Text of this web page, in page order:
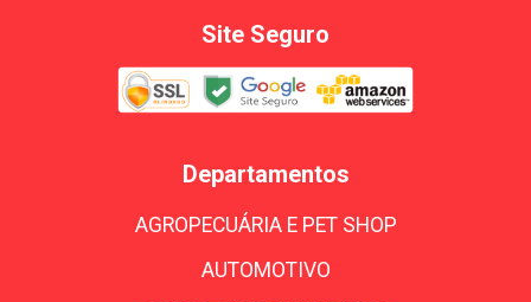
Site Seguro
Departamentos
AGROPECUÁRIA E PET SHOP
AUTOMOTIVO